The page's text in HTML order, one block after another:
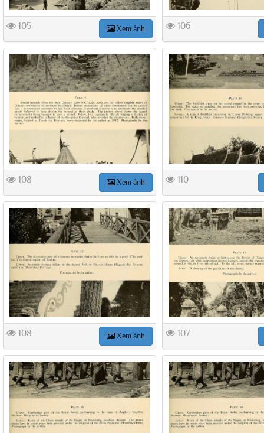
105 Xem ảnh 106
108 Xem ảnh 110
108 Xem ảnh 107